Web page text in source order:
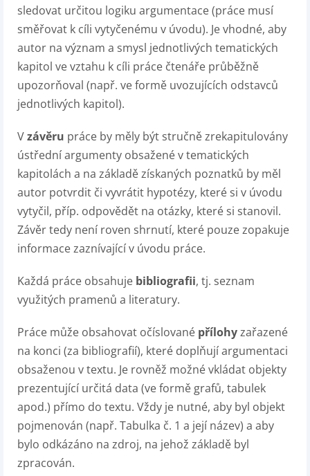
sledovat určitou logiku argumentace (práce musí
směřovat k cíli vytyčenému v úvodu). Je vhodné, aby
autor na význam a smysl jednotlivých tematických
kapitol ve vztahu k cíli práce čtenáře průběžně
upozorňoval (např. ve formě uvozujících odstavců
jednotlivých kapitol).
Vzávěru práce by měly být stručně zrekapitulovány
ústřední argumenty obsažené v tematických
kapitolách a na základě získaných poznatků by měl
autor potvrdit či vyvrátit hypotézy, které si v úvodu
vytyčil, příp. odpovědět na otázky, které si stanovil.
Závěr tedy není roven shrnutí, které pouze zopakuje
informace zaznívající v úvodu práce.
Každá práce obsahuje bibliografii, tj. seznam
využitých pramenů a literatury.
Práce může obsahovat očíslované přílohyzařazené
na konci (za bibliografií), které doplňují argumentaci
obsaženou v textu. Je rovněž možné vkládat objekty
prezentující určitá data (ve formě grafů, tabulek
apod.) přímo do textu. Vždy je nutné, aby byl objekt
pojmenován (např. Tabulka č. 1 a její název) a aby
bylo odkázáno na zdroj, na jehož základě byl
zpracován.